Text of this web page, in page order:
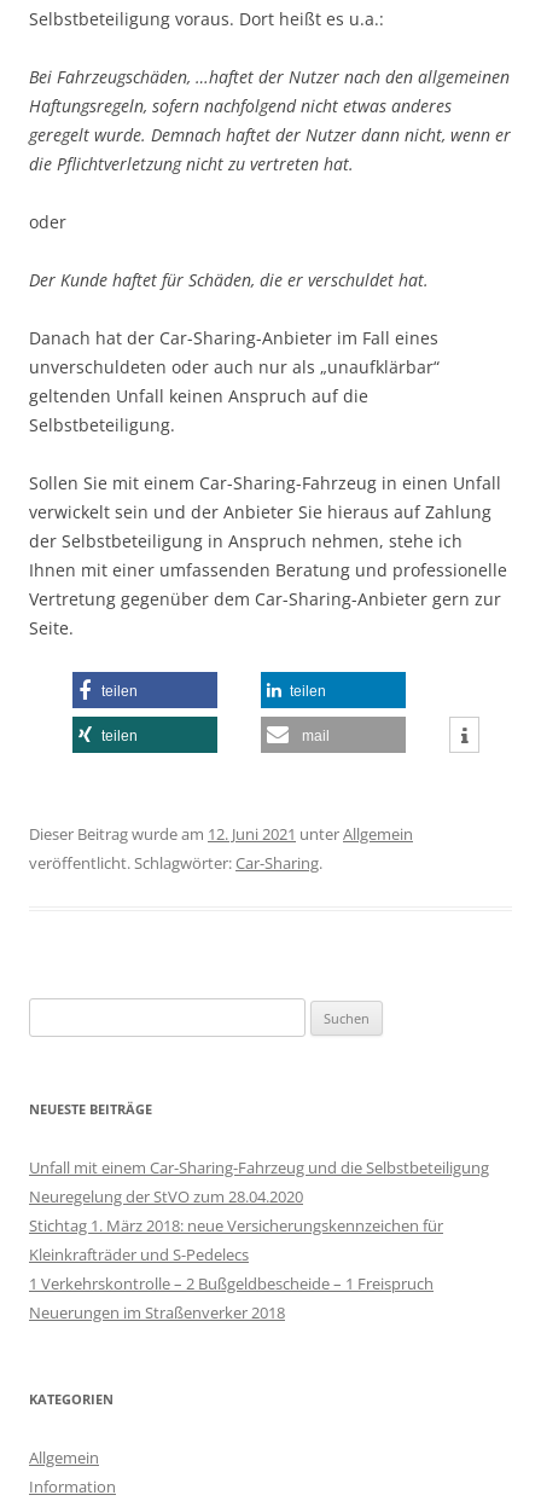
Selbstbeteiligung voraus. Dort heißt es u.a.:
Bei Fahrzeugschäden, …haftet der Nutzer nach den allgemeinen
Haftungsregeln, sofern nachfolgend nicht etwas anderes
geregelt wurde. Demnach haftet der Nutzer dann nicht, wenn er
die Pflichtverletzung nicht zu vertreten hat.
oder
Der Kunde haftet für Schäden, die er verschuldet hat.
Danach hat der Car-Sharing-Anbieter im Fall eines
unverschuldeten oder auch nur als „unaufklärbar“
geltenden Unfall keinen Anspruch auf die
Selbstbeteiligung.
Sollen Sie mit einem Car-Sharing-Fahrzeug in einen Unfall
verwickelt sein und der Anbieter Sie hieraus auf Zahlung
der Selbstbeteiligung in Anspruch nehmen, stehe ich
Ihnen mit einer umfassenden Beratung und professionelle
Vertretung gegenüber dem Car-Sharing-Anbieter gern zur
Seite.
teilen teilen
teilen mail
Dieser Beitrag wurde am 12. Juni 2021 unterAllgemein
veröffentlicht. Schlagwörter:Car-Sharing.
nach:
NEUESTE BEITRÄGE
Unfall mit einem Car-Sharing-Fahrzeug und die Selbstbeteiligung
Neuregelung der StVO zum 28.04.2020
Stichtag 1. März 2018: neue Versicherungskennzeichen für
Kleinkrafträder und S-Pedelecs
1 Verkehrskontrolle – 2 Bußgeldbescheide – 1 Freispruch
Neuerungen im Straßenverker 2018
KATEGORIEN
Allgemein
Information